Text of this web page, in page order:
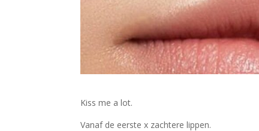
Kiss me a lot.
Vanaf de eerste x zachtere lippen.